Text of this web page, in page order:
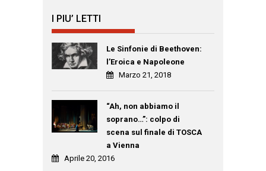
I PIU’ LETTI
Le Sinfonie di Beethoven:
l’Eroica e Napoleone
Marzo 21, 2018
“Ah, non abbiamo il
soprano…”: colpo di
scena sul finale di TOSCA
a Vienna
Aprile 20, 2016